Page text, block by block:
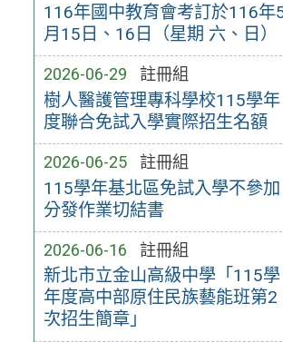
116年國中教育會考訂於116年
月15日、16日（星期 六、日）
2026-06-29 註冊組
樹人醫護管理專科學校115學年
度聯合免試入學實際招生名額
2026-06-25 註冊組
115學年基北區免試入學不參加
分發作業切結書
2026-06-16 註冊組
新北市立金山高級中學「115學
年度高中部原住民族藝能班第2
次招生簡章」